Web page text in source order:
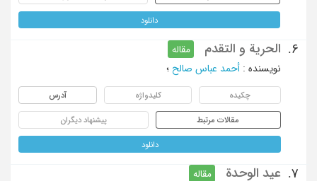
دانلود
6. الحریة و التقدم
مقاله
نویسنده : أحمد عباس صالح ؛
چکیده کلیدواژه آدرس
مقالات مرتبط پیشنهاد دیگران
دانلود
7. عید الوحدة
مقاله